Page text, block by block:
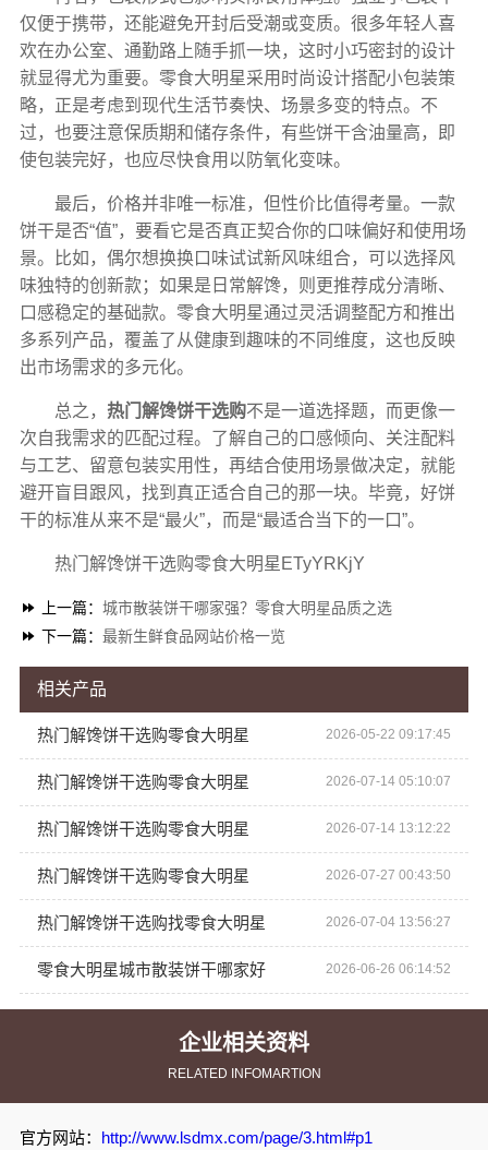
企业相关资料
RELATED INFOMARTION
官方网站： http://www.lsdmx.com/page/3.html#p1
仅便于携带，还能避免开封后受潮或变质。很多年轻人喜
欢在办公室、通勤路上随手抓一块，这时小巧密封的设计
就显得尤为重要。零食大明星采用时尚设计搭配小包装策
略，正是考虑到现代生活节奏快、场景多变的特点。不
过，也要注意保质期和储存条件，有些饼干含油量高，即
使包装完好，也应尽快食用以防氧化变味。
最后，价格并非唯一标准，但性价比值得考量。一款
饼干是否“值”，要看它是否真正契合你的口味偏好和使用场
景。比如，偶尔想换换口味试试新风味组合，可以选择风
味独特的创新款；如果是日常解馋，则更推荐成分清晰、
口感稳定的基础款。零食大明星通过灵活调整配方和推出
多系列产品，覆盖了从健康到趣味的不同维度，这也反映
出市场需求的多元化。
总之， 热门解馋饼干选购不是一道选择题，而更像一
次自我需求的匹配过程。了解自己的口感倾向、关注配料
与工艺、留意包装实用性，再结合使用场景做决定，就能
避开盲目跟风，找到真正适合自己的那一块。毕竟，好饼
干的标准从来不是“最火”，而是“最适合当下的一口”。
热门解馋饼干选购零食大明星ETyYRKjY
上一篇： 城市散装饼干哪家强？零食大明星品质之选
下一篇： 最新生鲜食品网站价格一览
相关产品
热门解馋饼干选购零食大明星 2026-05-22 09:17:45
热门解馋饼干选购零食大明星 2026-07-14 05:10:07
热门解馋饼干选购零食大明星 2026-07-14 13:12:22
热门解馋饼干选购零食大明星 2026-07-27 00:43:50
热门解馋饼干选购找零食大明星 2026-07-04 13:56:27
零食大明星城市散装饼干哪家好 2026-06-26 06:14:52